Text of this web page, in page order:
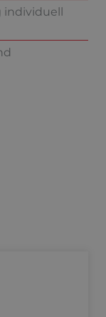
individuell